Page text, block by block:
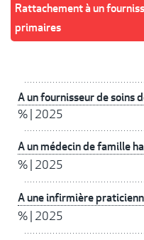
Rattachement à un
primaires
A un fournisseur de soins
% 2025
A un médecin de famille
% 2025
A une infirmière
% 2025